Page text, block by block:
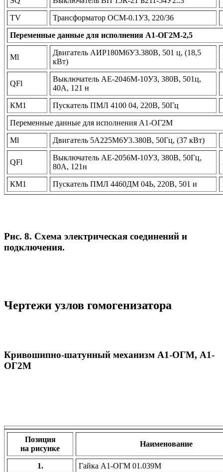
TV Трансформатор ОСМ-0.1УЗ, 220/36
Переменные данные для исполнения А1-ОГ2М-2,5
Ml
Двигатель АИР180М6У3.380В, 501 ц, (18,5
кВт)
QFl
Выключатель АЕ-2046М-10УЗ, 380В, 501ц,
40А, 121 н
КМ1 Пускатель ПМЛ 4100 04, 220В, 50Гц
Переменные данные для исполнения А1-ОГ2М
Ml Двигатель 5А225М6У3.380В, 50Гц, (37 кВт)
QFl
Выключатель АЕ-2056М-10УЗ, 380В, 50Гц,
80А, 121н
КМ1 Пускатель ПМЛ 4460ДМ 04Ь, 220В, 501 и
Рис. 8. Схема электрическая соединений и
подключения.
Чертежи узлов гомогенизатора
Кривошипно-шатунный механизм А1-ОГМ, А1-
ОГ2М
Позиция
на рисунке
Наименование
1. Гайка А1-ОГМ 01.039М